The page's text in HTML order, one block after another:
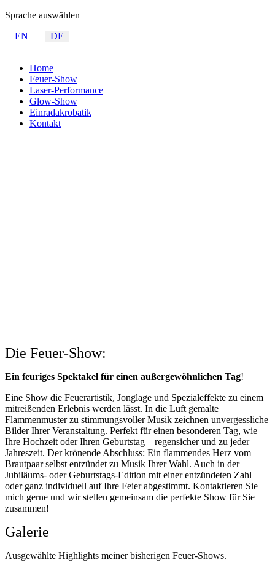
Sprache auswählen
EN
DE
Home
Feuer-Show
Laser-Performance
Glow-Show
Einradakrobatik
Kontakt
Die Feuer-Show:
Ein feuriges Spektakel für einen außergewöhnlichen Tag!
Eine Show die Feuerartistik, Jonglage und Spezialeffekte zu einem
mitreißenden Erlebnis werden lässt. In die Luft gemalte
Flammenmuster zu stimmungsvoller Musik zeichnen unvergessliche
Bilder Ihrer Veranstaltung. Perfekt für einen besonderen Tag, wie
Ihre Hochzeit oder Ihren Geburtstag – regensicher und zu jeder
Jahreszeit. Der krönende Abschluss: Ein flammendes Herz vom
Brautpaar selbst entzündet zu Musik Ihrer Wahl. Auch in der
Jubiläums- oder Geburtstags-Edition mit einer entzündeten Zahl
oder ganz individuell auf Ihre Feier abgestimmt. Kontaktieren Sie
mich gerne und wir stellen gemeinsam die perfekte Show für Sie
zusammen!
Galerie
Ausgewählte Highlights meiner bisherigen Feuer-Shows.